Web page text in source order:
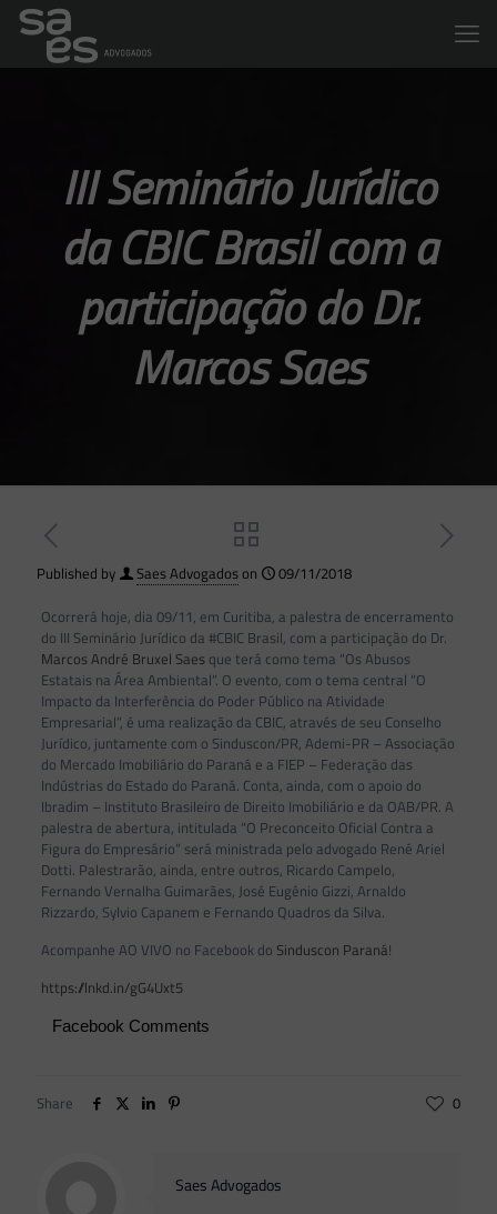
III Seminário Jurídico
da CBIC Brasil com a
participação do Dr.
Marcos Saes
Published by Saes Advogadoson
09/11/2018
Ocorrerá hoje, dia 09/11, em Curitiba, a palestra de encerramento
do III Seminário Jurídico da #CBIC Brasil, com a participação do Dr.
Marcos André Bruxel Saesque terá como tema “Os Abusos
Estatais na Área Ambiental”. O evento, com o tema central “O
Impacto da Interferência do Poder Público na Atividade
Empresarial”, é uma realização da CBIC, através de seu Conselho
Jurídico, juntamente com o Sinduscon/PR, Ademi-PR – Associação
do Mercado Imobiliário do Paraná e a FIEP – Federação das
Indústrias do Estado do Paraná. Conta, ainda, com o apoio do
Ibradim – Instituto Brasileiro de Direito Imobiliário e da OAB/PR. A
palestra de abertura, intitulada “O Preconceito Oficial Contra a
Figura do Empresário” será ministrada pelo advogado René Ariel
Dotti. Palestrarão, ainda, entre outros, Ricardo Campelo,
Fernando Vernalha Guimarães, José Eugênio Gizzi, Arnaldo
Rizzardo, Sylvio Capanem e Fernando Quadros da Silva.
Acompanhe AO VIVO no Facebook do Sinduscon Paraná!
https://lnkd.in/gG4Uxt5
Facebook Comments
Share 0
Saes Advogados